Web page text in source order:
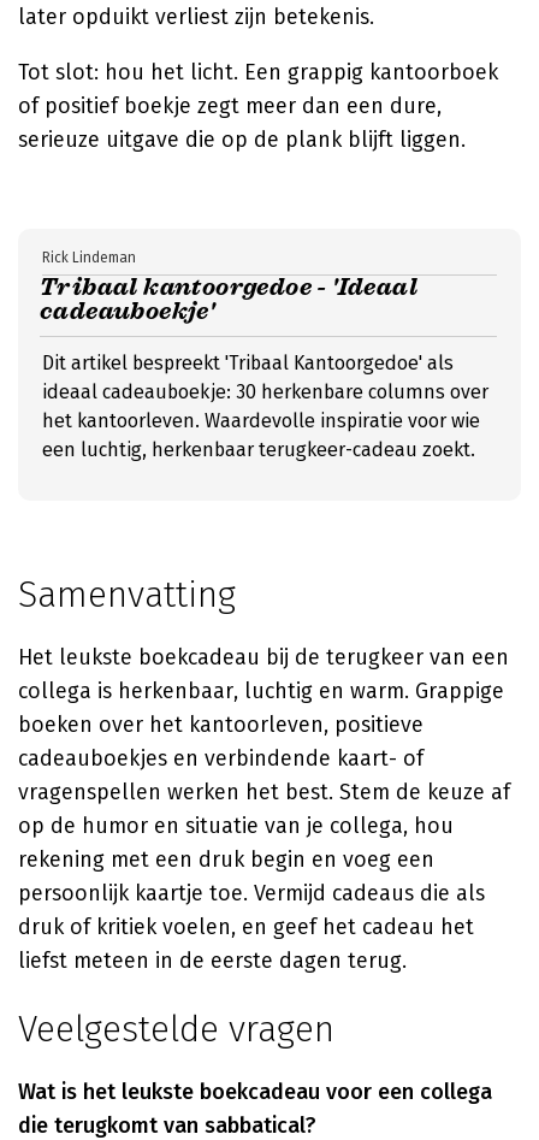
later opduikt verliest zijn betekenis.
Tot slot: hou het licht. Een grappig kantoorboek
of positief boekje zegt meer dan een dure,
serieuze uitgave die op de plank blijft liggen.
Tribaal kantoorgedoe - 'Ideaal
cadeauboekje'
Rick Lindeman
Dit artikel bespreekt 'Tribaal Kantoorgedoe' als
ideaal cadeauboekje: 30 herkenbare columns over
het kantoorleven. Waardevolle inspiratie voor wie
een luchtig, herkenbaar terugkeer-cadeau zoekt.
Samenvatting
Het leukste boekcadeau bij de terugkeer van een
collega is herkenbaar, luchtig en warm. Grappige
boeken over het kantoorleven, positieve
cadeauboekjes en verbindende kaart- of
vragenspellen werken het best. Stem de keuze af
op de humor en situatie van je collega, hou
rekening met een druk begin en voeg een
persoonlijk kaartje toe. Vermijd cadeaus die als
druk of kritiek voelen, en geef het cadeau het
liefst meteen in de eerste dagen terug.
Veelgestelde vragen
Wat is het leukste boekcadeau voor een collega
die terugkomt van sabbatical?